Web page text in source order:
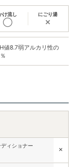
け流し
◯
にごり湯
✕
値8.7弱アルカリ性の
ィショナー
✕